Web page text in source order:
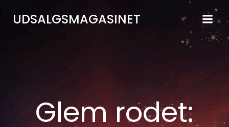
til
UDSALGSMAGASINET
Glem rodet: